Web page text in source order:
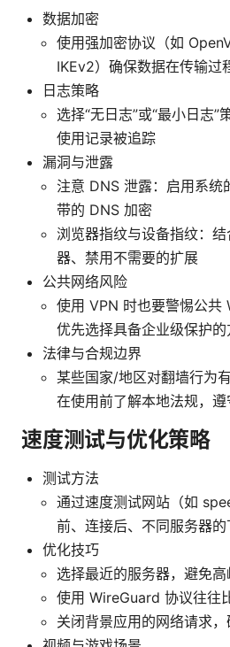
数据加密
使用强加密协议（如
IKEv2）确保数据在传输过
日志策略
选择“无日志”或“最小日志
使用记录被追踪
漏洞与泄露
注意 DNS 泄露：启用系统
带的 DNS 加密
浏览器指纹与设备指纹：
器、禁用不需要的扩展
公共网络风险
使用 VPN 时也要警惕公共
优先选择具备企业级保护的
法律与合规边界
某些国家/地区对翻墙行为
在使用前了解本地法规，
速度测试与优化策略
测试方法
通过速度测试网站（如
前、连接后、不同服务器
优化技巧
选择最近的服务器，避免
使用 WireGuard 协议往往
关闭背景应用的网络请求